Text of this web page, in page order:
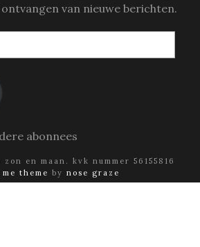
van nieuwe berichten.
abonnees
en maan. kvk nummer 56155816
theme by nose graze